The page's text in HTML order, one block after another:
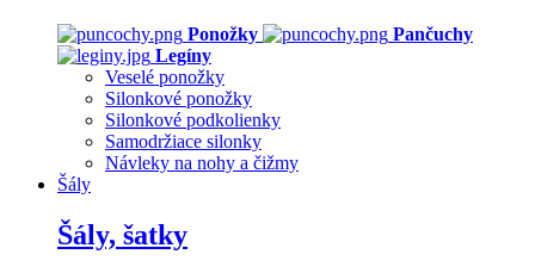
Ponožky
Pančuchy
Legíny
Veselé ponožky
Silonkové ponožky
Silonkové podkolienky
Samodržiace silonky
Návleky na nohy a čižmy
Šály
Šály, šatky